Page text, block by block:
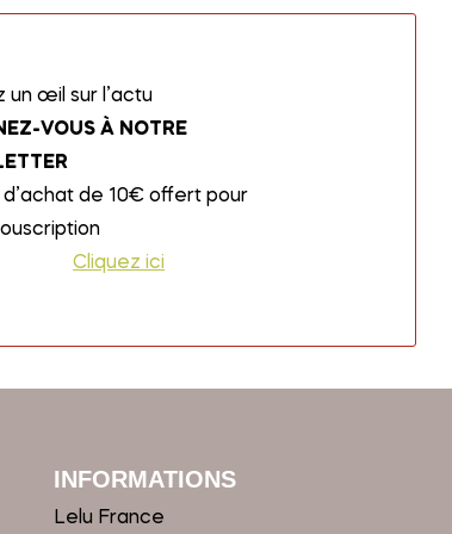
un œil sur l’actu
VOUS À NOTRE
d’achat de 10€ offert pour
Cliquez ici
INFORMATIONS
Lelu France